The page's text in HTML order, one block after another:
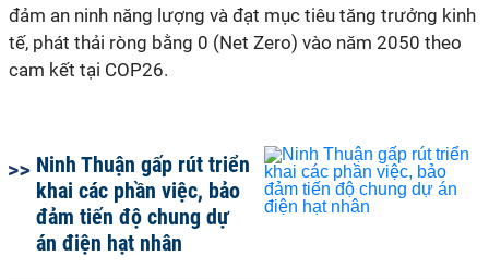
đảm an ninh năng lượng và đạt mục tiêu tăng trưởng kinh
tế, phát thải ròng bằng 0 (Net Zero) vào năm 2050 theo
cam kết tại COP26.
Ninh Thuận gấp rút triển
khai các phần việc, bảo
đảm tiến độ chung dự
án điện hạt nhân